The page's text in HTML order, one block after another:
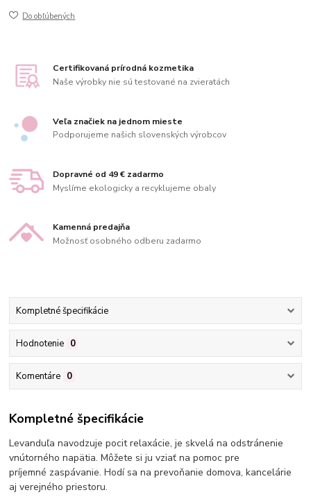
Do obľúbených
Certifikovaná prírodná kozmetika
Naše výrobky nie sú testované na zvieratách
Veľa značiek na jednom mieste
Podporujeme našich slovenských výrobcov
Dopravné od 49 € zadarmo
Myslíme ekologicky a recyklujeme obaly
Kamenná predajňa
Možnosť osobného odberu zadarmo
Kompletné špecifikácie
Hodnotenie 0
Komentáre 0
Kompletné špecifikácie
Levanduľa navodzuje pocit relaxácie, je skvelá na odstránenie
vnútorného napätia. Môžete si ju vziať na pomoc pre
príjemné zaspávanie. Hodí sa na prevoňanie domova, kancelárie
aj verejného priestoru.